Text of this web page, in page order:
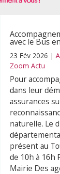
avec le Bus
23 Fév 2026 |
Zoom Actu
Pour
dans leur
assurances
naturelle. Le
présent au
de 10h à 16h
Mairie Des